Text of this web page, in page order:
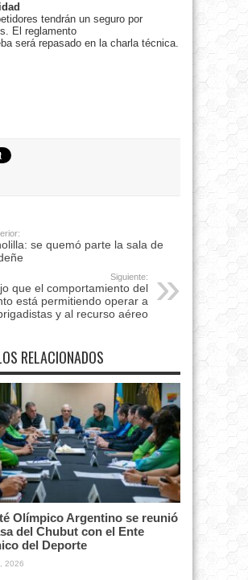
tendrán un seguro por
El reglamento
será repasado en la charla técnica.
se quemó parte la sala de
Siguiente:
que el comportamiento del
está permitiendo operar a
y al recurso aéreo
RELACIONADOS
Olímpico Argentino se reunió
del Chubut con el Ente
del Deporte
2026